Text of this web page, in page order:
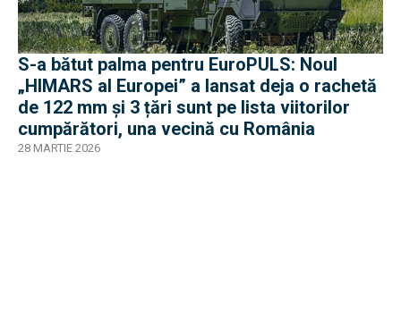
S-a bătut palma pentru EuroPULS: Noul
„HIMARS al Europei” a lansat deja o rachetă
de 122 mm și 3 țări sunt pe lista viitorilor
cumpărători, una vecină cu România
28 MARTIE 2026